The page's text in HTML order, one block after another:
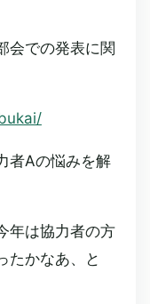
会での発表に関
者Aの悩みを解
年は協力者の方
たかなあ、と